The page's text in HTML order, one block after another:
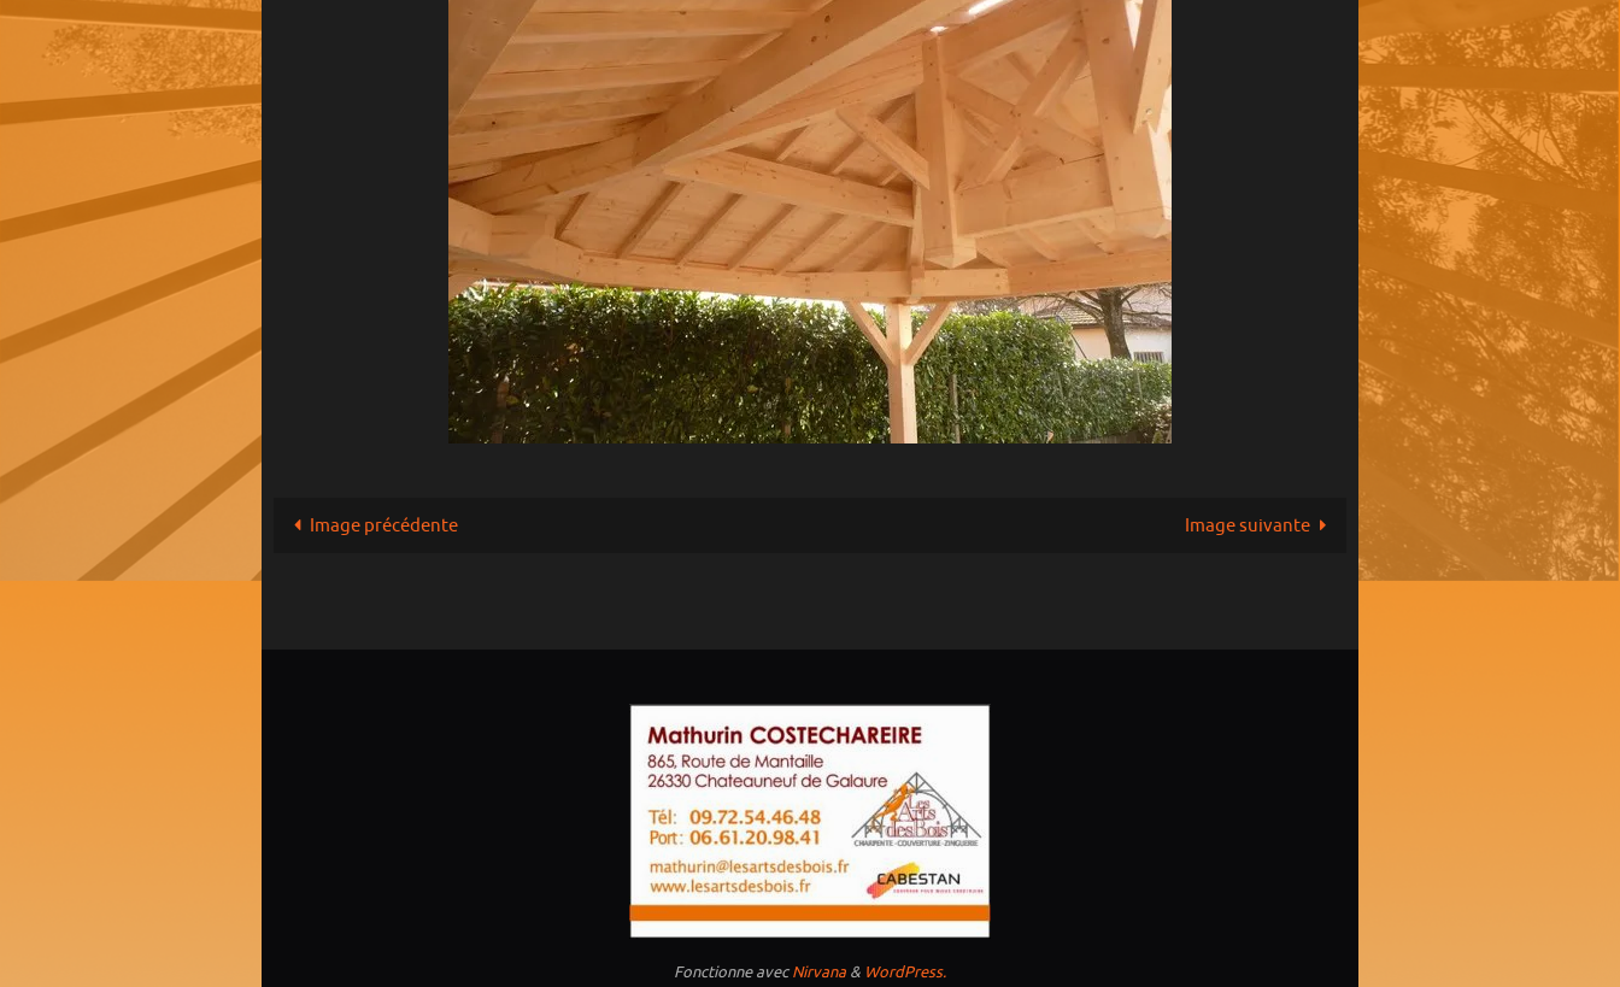
Image précédente Image suivante
Fonctionne avecNirvana & WordPress.